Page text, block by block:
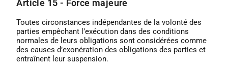
Article 15 - Force majeure
Toutes circonstances indépendantes de la volonté des
parties empêchant l’exécution dans des conditions
normales de leurs obligations sont considérées comme
des causes d’exonération des obligations des parties et
entraînent leur suspension.